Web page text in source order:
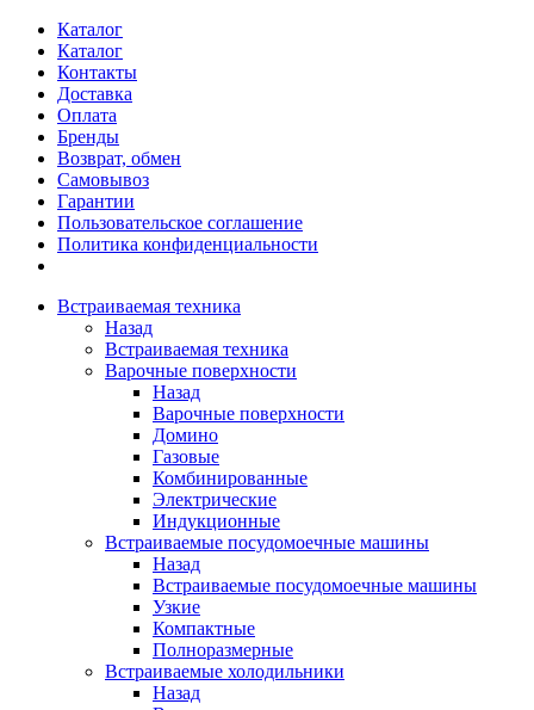
Каталог
Каталог
Контакты
Доставка
Оплата
Бренды
Возврат, обмен
Самовывоз
Гарантии
Пользовательское соглашение
Политика конфиденциальности
Встраиваемая техника
Назад
Встраиваемая техника
Варочные поверхности
Назад
Варочные поверхности
Домино
Газовые
Комбинированные
Электрические
Индукционные
Встраиваемые посудомоечные машины
Назад
Встраиваемые посудомоечные машины
Узкие
Компактные
Полноразмерные
Встраиваемые холодильники
Назад